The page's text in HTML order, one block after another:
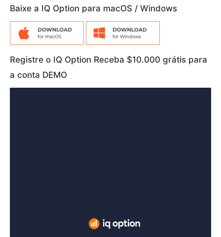
Baixe a IQ Option para macOS / Windows
Registre o IQ Option Receba $10.000 grátis para
a conta DEMO